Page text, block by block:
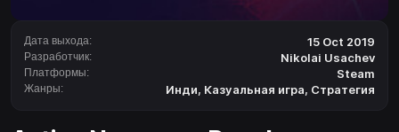
Дата выхода: 15 Oct 2019
Разработчик: Nikolai Usachev
Платформы: Steam
Жанры: Инди, Казуальная игра, Стратегия